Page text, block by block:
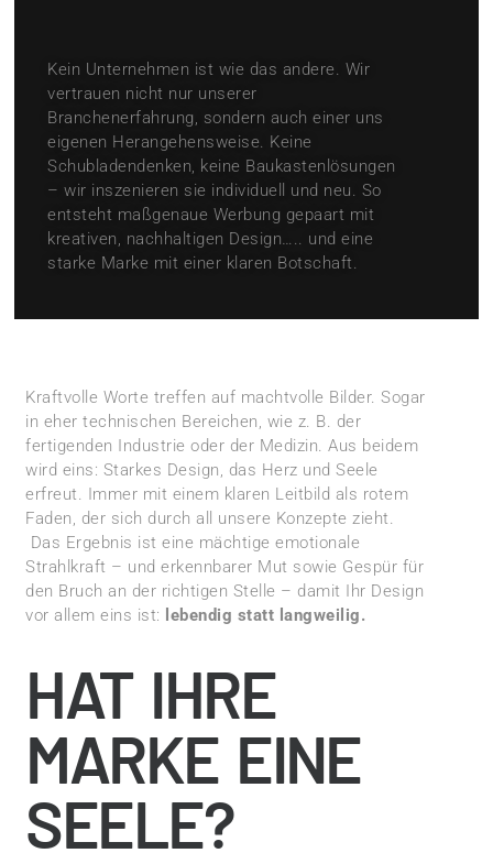
Kein Unternehmen ist wie das andere. Wir
vertrauen nicht nur unserer
Branchenerfahrung, sondern auch einer uns
eigenen Herangehensweise. Keine
Schubladendenken, keine Baukastenlösungen
– wir inszenieren sie individuell und neu. So
entsteht maßgenaue Werbung gepaart mit
kreativen, nachhaltigen Design….. und eine
starke Marke mit einer klaren Botschaft.
Kraftvolle Worte treffen auf machtvolle Bilder. Sogar
in eher technischen Bereichen, wie z. B. der
fertigenden Industrie oder der Medizin. Aus beidem
wird eins: Starkes Design, das Herz und Seele
erfreut. Immer mit einem klaren Leitbild als rotem
Faden, der sich durch all unsere Konzepte zieht.
Das Ergebnis ist eine mächtige emotionale
Strahlkraft – und erkennbarer Mut sowie Gespür für
den Bruch an der richtigen Stelle – damit Ihr Design
vor allem eins ist:
lebendig statt langweilig.
HAT IHRE
MARKE EINE
SEELE?